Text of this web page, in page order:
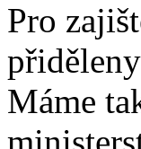
Pro
Máme